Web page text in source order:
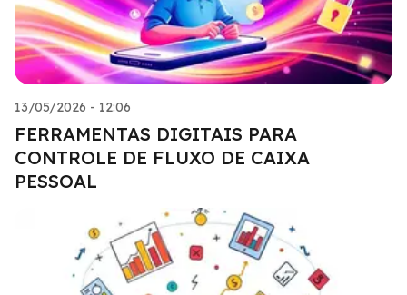
13/05/2026 - 12:06
FERRAMENTAS DIGITAIS PARA
CONTROLE DE FLUXO DE CAIXA
PESSOAL